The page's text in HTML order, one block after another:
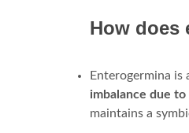
How does
Enterogermina
imbalance due
maintains a